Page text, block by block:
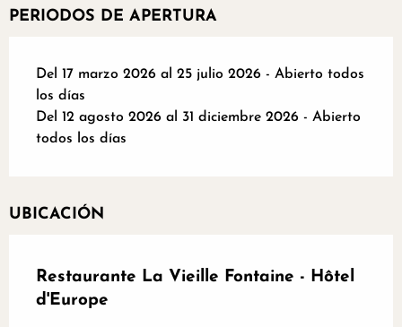
PERIODOS DE APERTURA
Del 17 marzo 2026 al 25 julio 2026 - Abierto todos
los días
Del 12 agosto 2026 al 31 diciembre 2026 - Abierto
todos los días
UBICACIÓN
Restaurante La Vieille Fontaine - Hôtel
d'Europe